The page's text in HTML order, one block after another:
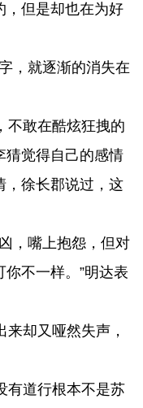
，但是却也在为好
，就逐渐的消失在
敢在酷炫狂拽的
猜觉得自己的感情
，徐长郡说过，这
，嘴上抱怨，但对
不一样。”明达表
却又哑然失声，
道行根本不是苏